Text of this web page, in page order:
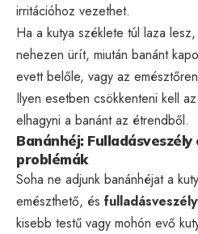
irritációhoz vezethet.
Ha a kutya széklete túl laza
nehezen ürít, miután banánt
evett belőle, vagy az
Ilyen esetben csökkenteni kell
elhagyni a banánt az étrendből.
Banánhéj: Fulladásveszély
problémák
Soha ne adjunk banánhéjat a
emészthető, és
kisebb testű vagy mohón evő